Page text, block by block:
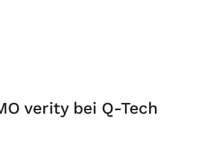
verity bei Q-Tech